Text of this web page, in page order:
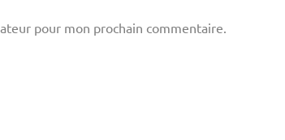
pour mon prochain commentaire.